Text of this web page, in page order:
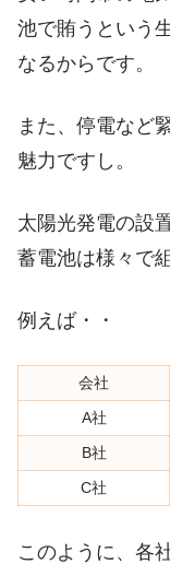
池で賄うという
なるからです。
また、停電など
魅力ですし。
太陽光発電の設
蓄電池は様々で
例えば・・
会社
A社
B社
C社
このように、各